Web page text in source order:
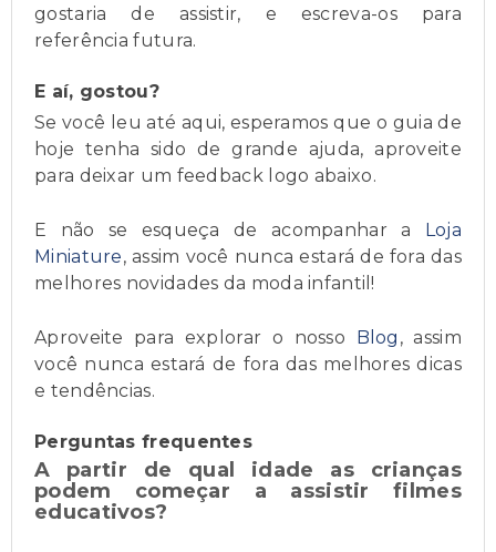
gostaria de assistir, e escreva-os para
referência futura.
E aí, gostou?
Se você leu até aqui, esperamos que o guia de
hoje tenha sido de grande ajuda, aproveite
para deixar um feedback logo abaixo.
E não se esqueça de acompanhar a Loja
Miniature, assim você nunca estará de fora das
melhores novidades da moda infantil!
Aproveite para explorar o nosso Blog , assim
você nunca estará de fora das melhores dicas
e tendências.
Perguntas frequentes
A partir de qual idade as crianças
podem começar a assistir filmes
educativos?